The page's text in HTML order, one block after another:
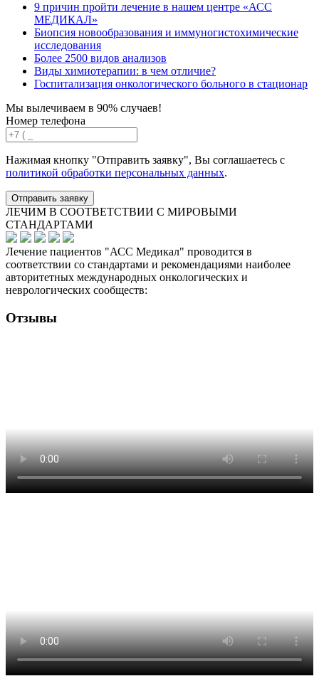
9 причин пройти лечение в нашем центре «АСС
МЕДИКАЛ»
Биопсия новообразования и иммуногистохимические
исследования
Более 2500 видов анализов
Виды химиотерапии: в чем отличие?
Госпитализация онкологического больного в стационар
Мы вылечиваем в 90% случаев!
Номер телефона
Нажимая кнопку "Отправить заявку", Вы соглашаетесь с
политикой обработки персональных данных.
Отправить заявку
ЛЕЧИМ В СООТВЕТСТВИИ С МИРОВЫМИ
СТАНДАРТАМИ
Лечение пациентов "АСС Медикал" проводится в
соответствии со стандартами и рекомендациями наиболее
авторитетных международных онкологических и
неврологических сообществ:
Отзывы